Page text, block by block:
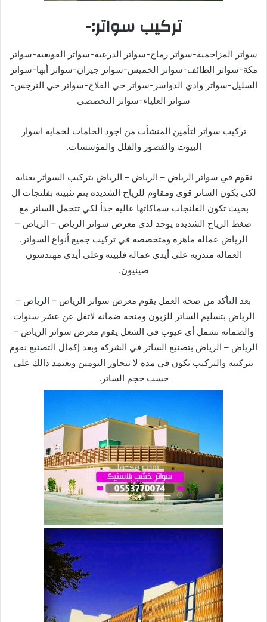
تركيب سواتر:-
سواتر المزاحمية-سواتر رماح-سواتر الدرعية-سواتر القويعيه-سواتر
مكة-سواتر الطائف-سواتر الخميس-سواتر جيزان-سواتر أبها-سواتر
السليل-سواتر وادي الدواسر-سواتر حي الفلاح-سواتر حي النرجس-
سواتر العلياء-سواتر التخصصي
تركيب سواتر لتأمين المنشأت من اجود الخامات لحماية اسوار
البيوت والقصور والفلل والمؤسسات.
نقوم في سواتر الرياض – الرياض – الرياض بتركيب السواتر بعنايه
لكي يكون الساتر قوي ومقاوم للرياح الشديده يتم تثبيته بفلنجات ال
بحيث تكون الفلنجات سماكاتها عاليه جدأ لكي تتحمل الساتر مع
ضغط الرياح الشديده يوجد لدى معرض سواتر الرياض – الرياض –
الرياض عماله ماهره ومتخصصه في تركيب جميع أنواع السواتر.
العماله متدربه على أيدي عماله فلبينه وعلى أيدي مهندسون
صينيون.
بعد التأكد من صحه العمل يقوم معرض سواتر الرياض – الرياض –
الرياض بتسليم الساتر للزبون ومنحه ضمانه لاتقل عن عشر سنوات
والضمانه تشمل أي عيوب في الشغل يقوم معرض سواتر الرياض –
الرياض – الرياض بتصنيع الساتر في الشركة وبعد إكمال التصنيع نقوم
بتركيبه والتركيب يكون في مده لا تتجاوز اليومين ويعتمد ذالك على
حسب حجم الساتر.